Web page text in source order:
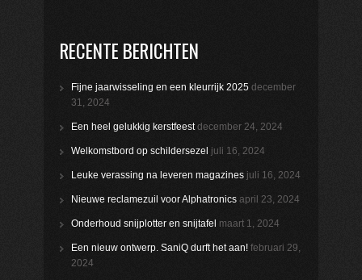
RECENTE BERICHTEN
Fijne jaarwisseling en een kleurrijk 2025 december
31, 2024
Een heel gelukkig kerstfeest december 24, 2024
Welkomstbord op schildersezel juli 16, 2024
Leuke verassing na leveren magazines juli 16, 2024
Nieuwe reclamezuil voor Alphatronics april 23, 2024
Onderhoud snijplotter en snijtafel maart 1, 2024
Een nieuw ontwerp. SaniQ durft het aan! februari 29,
2024